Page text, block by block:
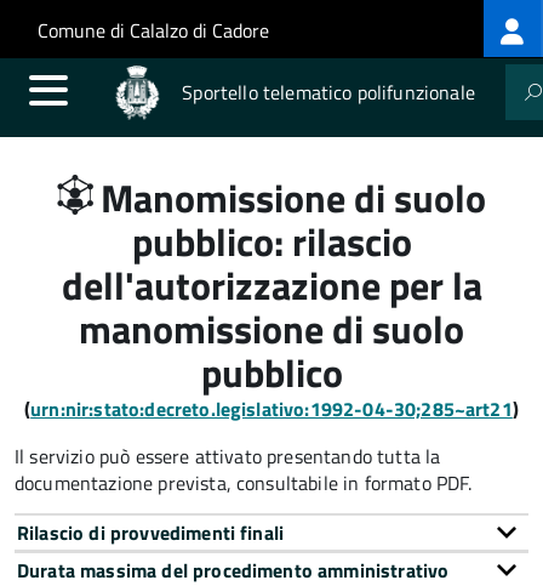
Salta al contenuto principale
Skip to site navigation
Comune di Calalzo di Cadore
Sportello telematico polifunzionale
Manomissione di suolo
pubblico: rilascio
dell'autorizzazione per la
manomissione di suolo
pubblico
(urn:nir:stato:decreto.legislativo:1992-04-30;285~art21)
Il servizio può essere attivato presentando tutta la
documentazione prevista, consultabile in formato PDF.
Rilascio di provvedimenti finali
Durata massima del procedimento amministrativo